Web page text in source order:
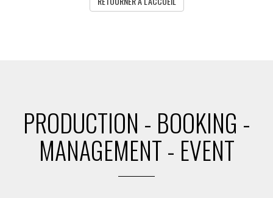
PRODUCTION - BOOKING -
MANAGEMENT - EVENT